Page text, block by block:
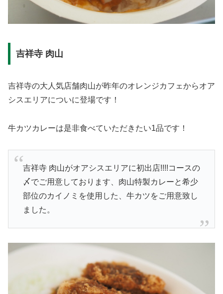
吉祥寺 肉山
吉祥寺の大人気店舗肉山が昨年のオレンジカフェからオア
シスエリアについに登場です！
牛カツカレーは是非食べていただきたい1品です！
吉祥寺 肉山がオアシスエリアに初出店!!!!コースの
〆でご用意しております、肉山特製カレーと希少
部位のカイノミを使用した、牛カツをご用意致し
ました。